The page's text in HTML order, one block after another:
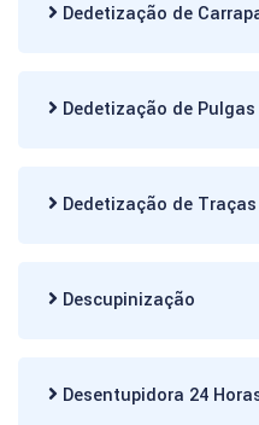
Dedetização de
Dedetização de Pulgas
Dedetização de Traças
Descupinização
Desentupidora 24